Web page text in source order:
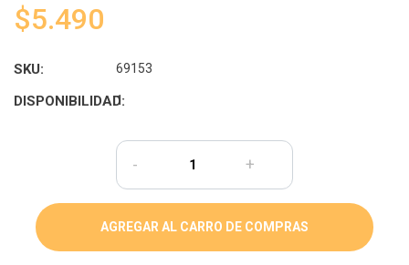
$5.490
SKU: 69153
DISPONIBILIDAD:
1
- +